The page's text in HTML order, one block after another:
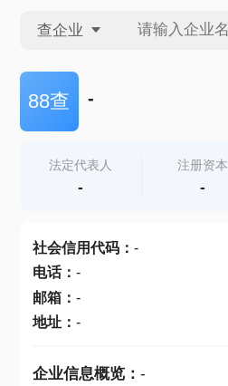
查企业
查企业
查产地
88查 -
法定代表人
-
注册资本
-
社会信用代码： -
电话： -
邮箱： -
地址： -
企业信息概览： -